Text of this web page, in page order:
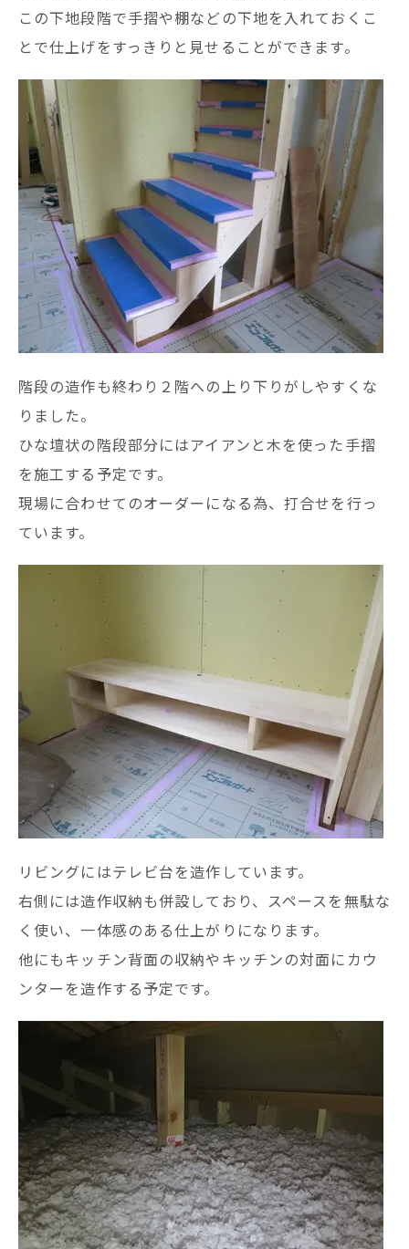
この下地段階で手摺や棚などの下地を入れておくこ
とで仕上げをすっきりと見せることができます。
階段の造作も終わり２階への上り下りがしやすくな
りました。
ひな壇状の階段部分にはアイアンと木を使った手摺
を施工する予定です。
現場に合わせてのオーダーになる為、打合せを行っ
ています。
リビングにはテレビ台を造作しています。
右側には造作収納も併設しており、スペースを無駄な
く使い、一体感のある仕上がりになります。
他にもキッチン背面の収納やキッチンの対面にカウ
ンターを造作する予定です。